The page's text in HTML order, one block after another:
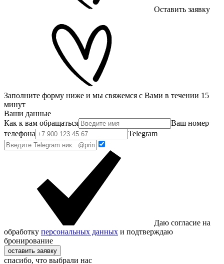
Оставить заявку
Заполните форму ниже и мы свяжемся с Вами в течении 15
минут
Ваши данные
Как к вам обращаться
Ваш номер
телефона
Telegram
Даю согласие на
обработку персональных данных и подтверждаю
бронирование
оставить заявку
спасибо, что выбрали нас